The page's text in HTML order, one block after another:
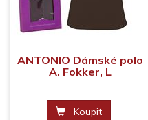
ANTONIO Dámské polo
A. Fokker, L
Koupit